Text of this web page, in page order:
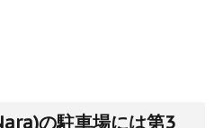
の駐車場には第3